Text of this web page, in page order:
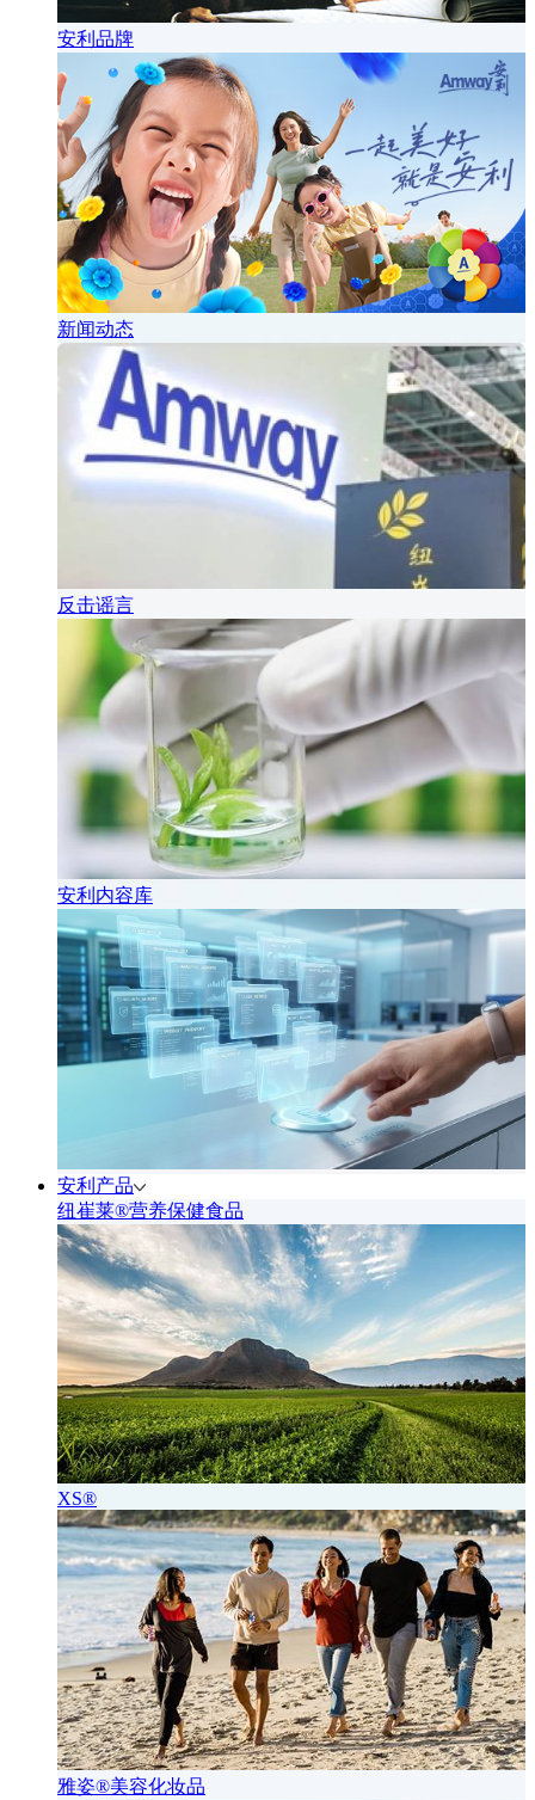
安利品牌
新闻动态
反击谣言
安利内容库
安利产品
纽崔莱®营养保健食品
XS®
雅姿®美容化妆品